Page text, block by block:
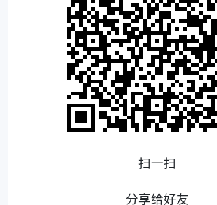
扫一扫
分享给好友